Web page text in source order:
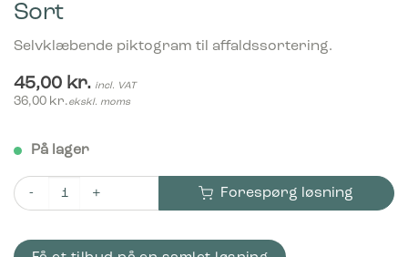
Sort
Selvklæbende piktogram til affaldssortering.
45,00 kr. incl. VAT
36,00 kr.ekskl. moms
På lager
Piktogram Food & beverage cartons 12x12 cm Selvklæbende
Forespørg løsning